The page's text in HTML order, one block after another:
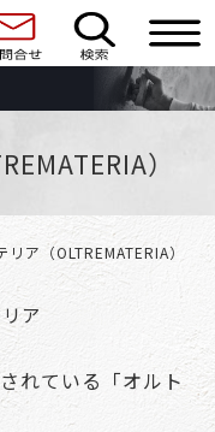
）
ア（OLTREMATERIA）
ア
れている「オルト